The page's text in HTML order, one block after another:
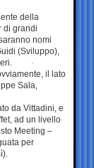
della
di grandi
nomi
(Sviluppo),
il lato
Sala,
da Vittadini, e
ad un livello
Meeting –
per